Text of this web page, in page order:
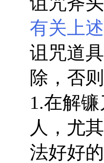
有关上
诅咒道
除，否
1.在解
人，尤
法好好